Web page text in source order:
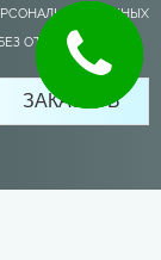
ДАННЫХ
ОТРЫВА ОТ